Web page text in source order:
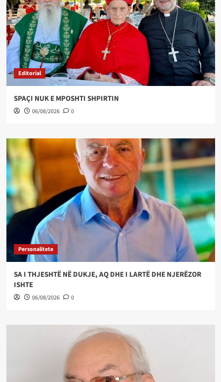
Editorial
SPAÇI NUK E MPOSHTI SHPIRTIN
06/08/2026 0
Personalitete
SA I THJESHTË NË DUKJE, AQ DHE I LARTË DHE NJERËZOR
ISHTE
06/08/2026 0